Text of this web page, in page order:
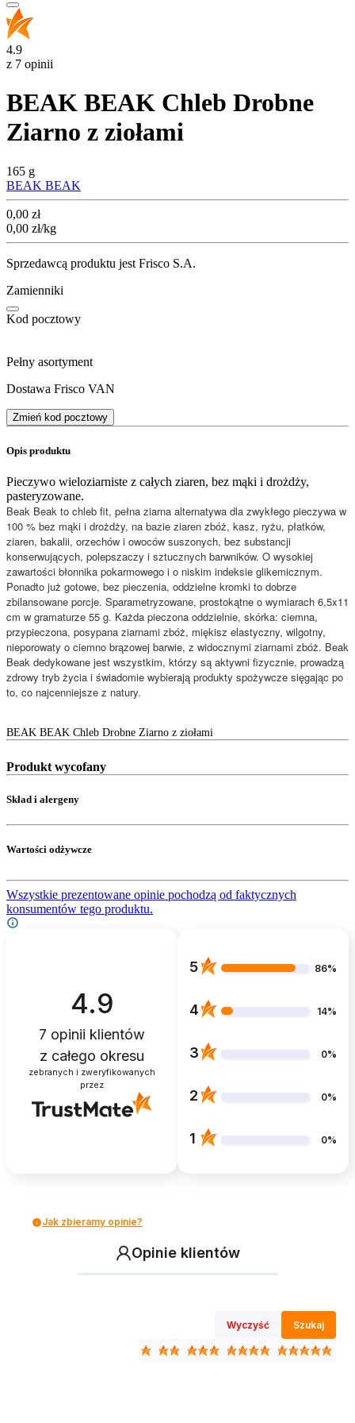
4.9
z 7 opinii
BEAK BEAK Chleb Drobne
Ziarno z ziołami
165 g
BEAK BEAK
Cena
0,00 zł
0,00 zł/kg
Sprzedawcą produktu jest Frisco S.A.
Zamienniki
Kod pocztowy
Pełny asortyment
Dostawa Frisco VAN
Zmień kod pocztowy
Opis produktu
Pieczywo wieloziarniste z całych ziaren, bez mąki i drożdży,
pasteryzowane.
Beak Beak to chleb fit, pełna ziarna alternatywa dla zwykłego pieczywa w
100 % bez mąki i drożdży, na bazie ziaren zbóż, kasz, ryżu, płatków,
ziaren, bakalii, orzechów i owoców suszonych, bez substancji
konserwujących, polepszaczy i sztucznych barwników. O wysokiej
zawartości błonnika pokarmowego i o niskim indeksie glikemicznym.
Ponadto już gotowe, bez pieczenia, oddzielne kromki to dobrze
zbilansowane porcje. Sparametryzowane, prostokątne o wymiarach 6,5x11
cm w gramaturze 55 g. Każda pieczona oddzielnie, skórka: ciemna,
przypieczona, posypana ziarnami zbóż, miękisz elastyczny, wilgotny,
nieporowaty o ciemno brązowej barwie, z widocznymi ziarnami zbóż. Beak
Beak dedykowane jest wszystkim, którzy są aktywni fizycznie, prowadzą
zdrowy tryb życia i świadomie wybierają produkty spożywcze sięgając po
to, co najcenniejsze z natury.
BEAK BEAK Chleb Drobne Ziarno z ziołami
Produkt wycofany
Skład i alergeny
Wartości odżywcze
Wszystkie prezentowane opinie pochodzą od faktycznych
konsumentów tego produktu.
4.9
7 opinii klientów
z całego okresu
zebranych i zweryfikowanych
przez
5 86%
4 14%
3 0%
2 0%
1 0%
Jak zbieramy opinie?
Opinie klientów
Wyczyść Szukaj